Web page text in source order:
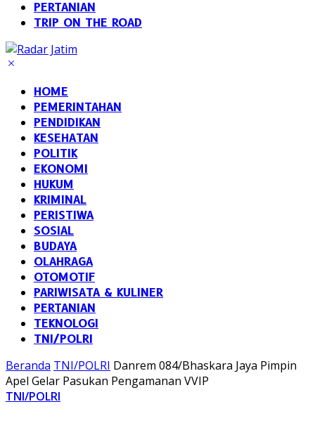
PERTANIAN
TRIP ON THE ROAD
HOME
PEMERINTAHAN
PENDIDIKAN
KESEHATAN
POLITIK
EKONOMI
HUKUM
KRIMINAL
PERISTIWA
SOSIAL
BUDAYA
OLAHRAGA
OTOMOTIF
PARIWISATA & KULINER
PERTANIAN
TEKNOLOGI
TNI/POLRI
Beranda TNI/POLRI Danrem 084/Bhaskara Jaya Pimpin
Apel Gelar Pasukan Pengamanan VVIP
TNI/POLRI